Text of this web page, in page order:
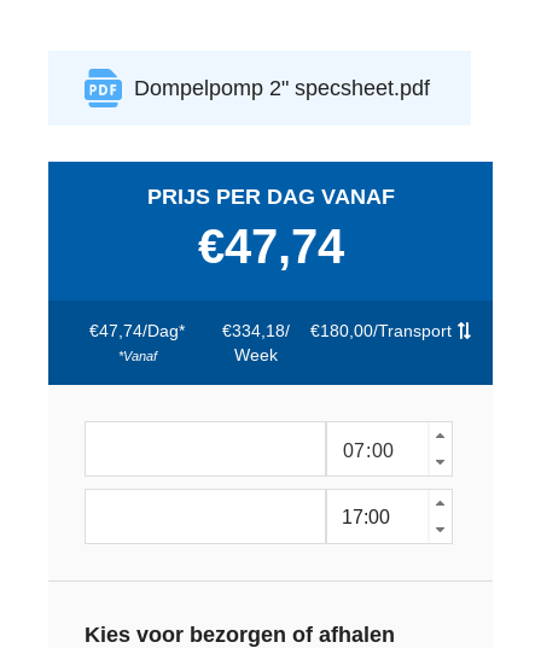
Dompelpomp 2" specsheet.pdf
PRIJS PER DAG VANAF
€47,74
€47,74/Dag*
*vanaf
€334,18/
Week
€180,00/Transport
Kies voor bezorgen of afhalen